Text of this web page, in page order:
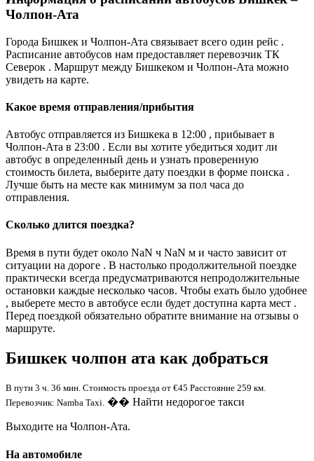
Чолпон-Ата
Города Бишкек и Чолпон-Ата связывает всего один рейс .
Расписание автобусов нам предоставляет перевозчик ТК
Северок . Маршрут между Бишкеком и Чолпон-Ата можно
увидеть на карте.
Какое время отправления/прибытия
Автобус отправляется из Бишкека в 12:00 , прибывает в
Чолпон-Ата в 23:00 . Если вы хотите убедиться ходит ли
автобус в определенный день и узнать проверенную
стоимость билета, выберите дату поездки в форме поиска .
Лучше быть на месте как минимум за пол часа до
отправления.
Сколько длится поездка?
Время в пути будет около NaN ч NaN м и часто зависит от
ситуации на дороге . В настолько продолжительной поездке
практически всегда предусматриваются непродолжительные
остановки каждые несколько часов. Чтобы ехать было удобнее
, выберете место в автобусе если будет доступна карта мест .
Перед поездкой обязательно обратите внимание на отзывы о
маршруте.
Бишкек чолпон ата как добраться
В пути 3 ч. 36 мин. Стоимость проезда от €45 Расстояние 259 км.
Перевозчик: Namba Taxi. �� Найти недорогое такси
Выходите на Чолпон-Ата.
На автомобиле